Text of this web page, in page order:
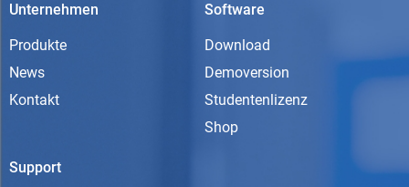
Unternehmen
Produkte
News
Kontakt
Software
Download
Demoversion
Studentenlizenz
Shop
Support